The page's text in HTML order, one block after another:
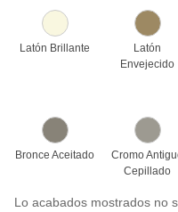
Latón Brillante
Latón
Envejecido
Bronce Aceitado
Cromo
Cepillado
Lo acabados mostrados no